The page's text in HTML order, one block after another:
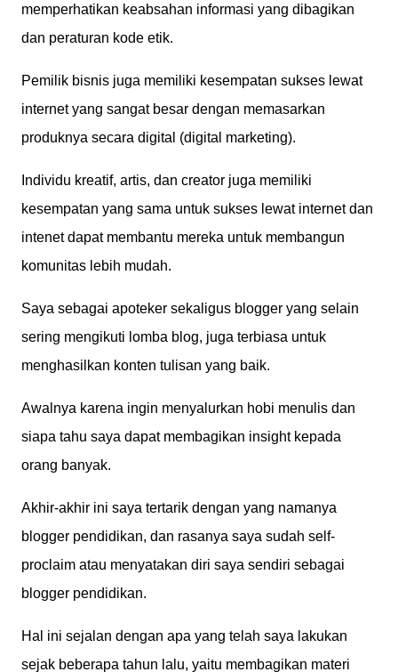
memperhatikan keabsahan informasi yang dibagikan
dan peraturan kode etik.
Pemilik bisnis juga memiliki kesempatan sukses lewat
internet yang sangat besar dengan memasarkan
produknya secara digital (digital marketing).
Individu kreatif, artis, dan creator juga memiliki
kesempatan yang sama untuk sukses lewat internet dan
intenet dapat membantu mereka untuk membangun
komunitas lebih mudah.
Saya sebagai apoteker sekaligus blogger yang selain
sering mengikuti lomba blog, juga terbiasa untuk
menghasilkan konten tulisan yang baik.
Awalnya karena ingin menyalurkan hobi menulis dan
siapa tahu saya dapat membagikan insight kepada
orang banyak.
Akhir-akhir ini saya tertarik dengan yang namanya
blogger pendidikan, dan rasanya saya sudah self-
proclaim atau menyatakan diri saya sendiri sebagai
blogger pendidikan.
Hal ini sejalan dengan apa yang telah saya lakukan
sejak beberapa tahun lalu, yaitu membagikan materi